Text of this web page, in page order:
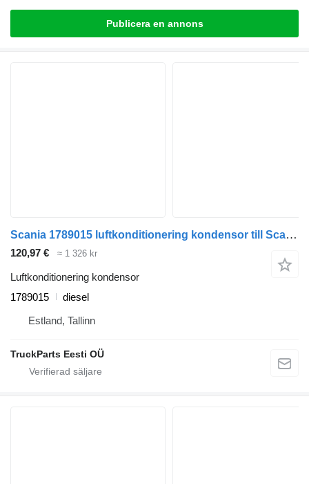
Publicera en annons
Scania 1789015 luftkonditionering kondensor till Scania P,G,R,T-series (2004-2017) dragbil
120,97 € ≈ 1 326 kr
Luftkonditionering kondensor
1789015
diesel
Estland, Tallinn
TruckParts Eesti OÜ